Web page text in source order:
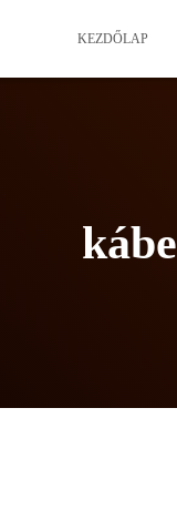
KEZDŐLAP